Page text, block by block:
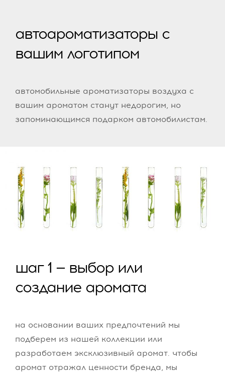
автоароматизаторы с
вашим логотипом
автомобильные ароматизаторы воздуха с
вашим ароматом станут недорогим, но
запоминающимся подарком автомобилистам.
шаг 1 — выбор или
создание аромата
на основании ваших предпочтений мы
подберем из нашей коллекции или
разработаем эксклюзивный аромат. чтобы
аромат отражал ценности бренда, мы